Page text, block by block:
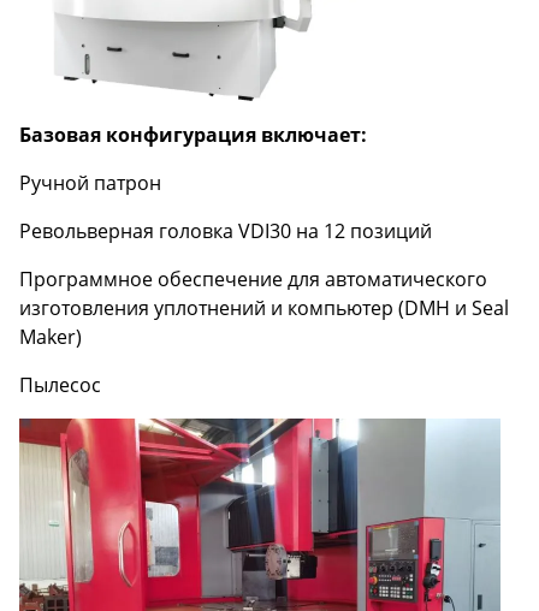
Базовая конфигурация включает:
Ручной патрон
Револьверная головка VDI30 на 12 позиций
Программное обеспечение для автоматического
изготовления уплотнений и компьютер (DMH и Seal
Maker)
Пылесос